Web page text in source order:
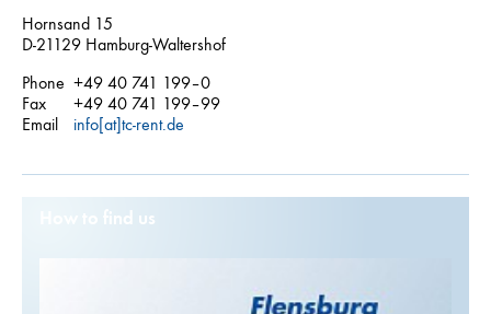
Hornsand 15
D-21129 Hamburg-Waltershof
Phone +49 40 741 199–0
Fax
+49 40 741 199–99
Email
info[at]tc-rent.de
How to find us